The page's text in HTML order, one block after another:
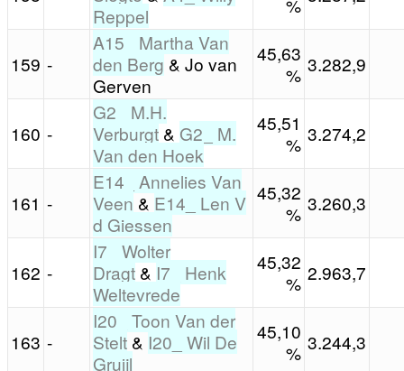
Reppel
159 -
A15_ Martha Van
den Berg & Jo van
Gerven
45,63
% 3.282,9
160 -
G2_ M.H.
Verburgt & G2_ M.
Van den Hoek
45,51
% 3.274,2
161 -
E14_ Annelies Van
Veen & E14_ Len V
d Giessen
45,32
% 3.260,3
162 -
I7_ Wolter
Dragt & I7_ Henk
Weltevrede
45,32
% 2.963,7
163 -
I20_ Toon Van der
Stelt & I20_ Wil De
Gruijl
45,10
% 3.244,3